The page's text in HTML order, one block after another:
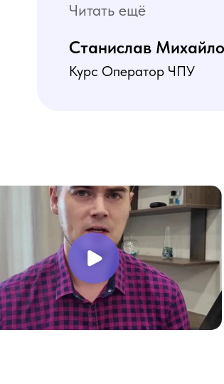
программа пошаговая
Читать ещё
Станислав
Курс Оператор ЧПУ